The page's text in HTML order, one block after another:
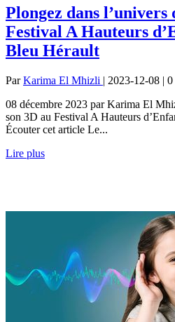
Plongez dans l’univers
Festival A Hauteurs
Bleu Hérault
ParKarima El Mhizli | 2023-12-08 | 0
08 décembre 2023 par Karima El
son 3D au Festival A Hauteurs
Écouter cet article Le...
Lire plus